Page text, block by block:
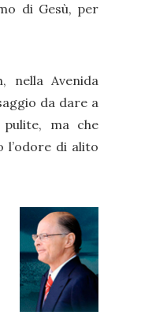
di Gesù, per
nella Avenida
da dare a
ma che
l’odore di alito